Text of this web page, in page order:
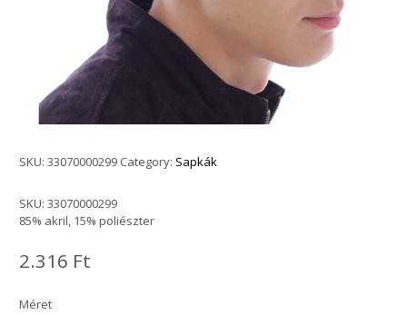
SKU:33070000299 Category: Sapkák
SKU:33070000299
85% akril, 15% poliészter
2.316 Ft
Méret